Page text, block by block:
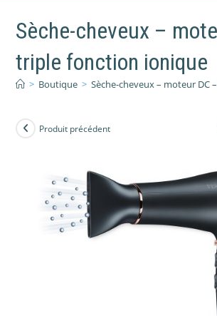
Sèche-cheveux –
triple fonction ionique
> Boutique > Sèche-cheveux – moteur DC
Produit précédent